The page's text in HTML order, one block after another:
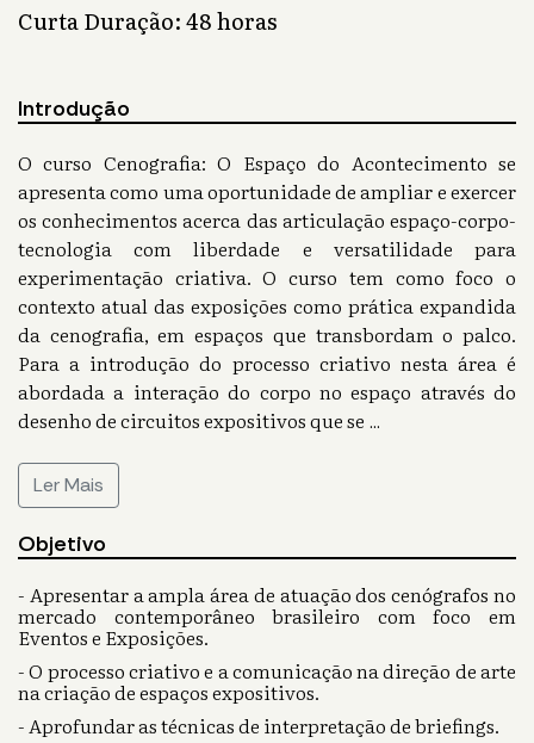
Curta Duração: 48 horas
Introdução
O curso Cenografia: O Espaço do Acontecimento se
apresenta como uma oportunidade de ampliar e exercer
os conhecimentos acerca das articulação espaço-corpo-
tecnologia com liberdade e versatilidade para
experimentação criativa. O curso tem como foco o
contexto atual das exposições como prática expandida
da cenografia, em espaços que transbordam o palco.
Para a introdução do processo criativo nesta área é
abordada a interação do corpo no espaço através do
desenho de circuitos expositivos que se ...
Ler Mais
Objetivo
- Apresentar a ampla área de atuação dos cenógrafos no
mercado contemporâneo brasileiro com foco em
Eventos e Exposições.
- O processo criativo e a comunicação na direção de arte
na criação de espaços expositivos.
- Aprofundar as técnicas de interpretação de briefings.